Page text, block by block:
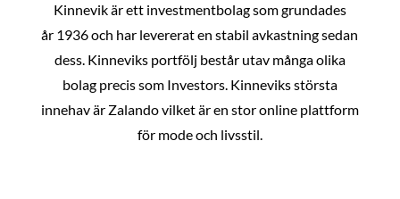
Kinnevik är ett investmentbolag som grundades
år 1936 och har levererat en stabil avkastning sedan
dess. Kinneviks portfölj består utav många olika
bolag precis som Investors. Kinneviks största
innehav är Zalando vilket är en stor online plattform
för mode och livsstil.